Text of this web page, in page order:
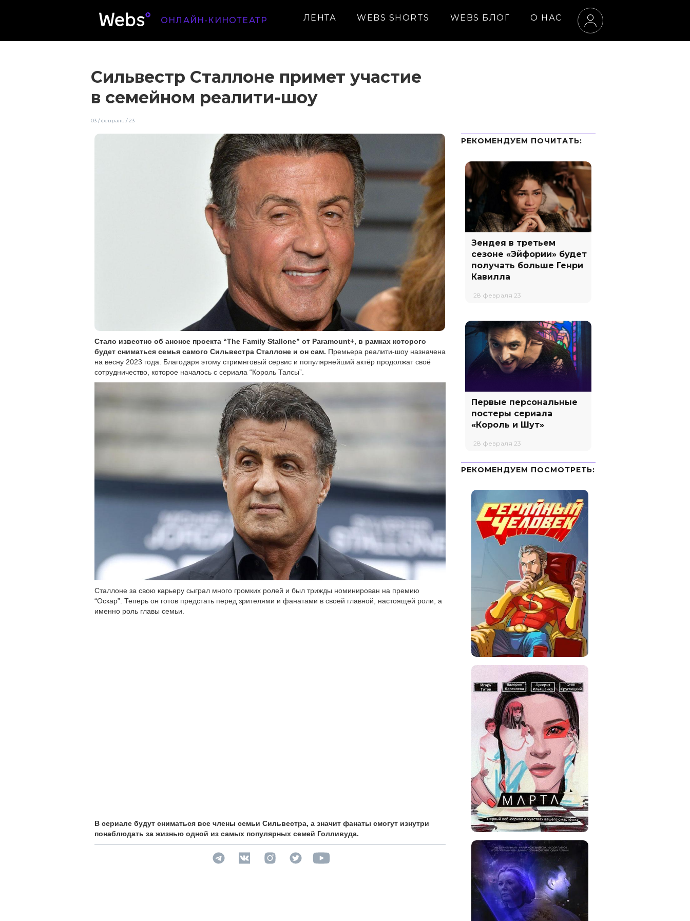
ОНЛАЙН-КИНОТЕАТР ЛЕНТА WEBS SHORTS WEBS БЛОГ О НАС
Сильвестр Сталлоне примет участие
в семейном реалити-шоу
03 / февраль / 23
Стало известно об анонсе проекта “The Family Stallone” от Paramount+, в рамках которого
будет сниматься семья самого Сильвестра Сталлоне и он сам. Премьера реалити-шоу назначена
на весну 2023 года. Благодаря этому стримнговый сервис и популярнейший актёр продолжат своё
сотрудничество, которое началось с сериала “Король Талсы”.
Сталлоне за свою карьеру сыграл много громких ролей и был трижды номинирован на премию
“Оскар”. Теперь он готов предстать перед зрителями и фанатами в своей главной, настоящей роли, а
именно роль главы семьи.
В сериале будут сниматься все члены семьи Сильвестра, а значит фанаты смогут изнутри
понаблюдать за жизнью одной из самых популярных семей Голливуда.
РЕКОМЕНДУЕМ ПOЧИТАТЬ:
Зендея в третьем
сезоне «Эйфории» будет
получать больше Генри
Кавилла
28 февраля 23
Первые персональные
постеры сериала
«Король и Шут»
28 февраля 23
РЕКОМЕНДУЕМ ПОСМОТРЕТЬ: